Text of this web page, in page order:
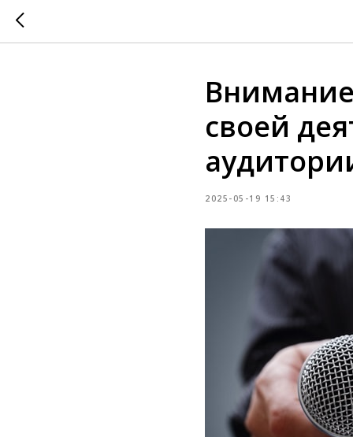
своей
2025-05-19 15:43